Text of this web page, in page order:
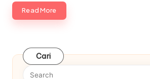
Read More
Cari